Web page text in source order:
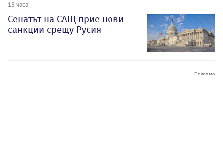
18 часа
Сенатът на САЩ прие нови
санкции срещу Русия